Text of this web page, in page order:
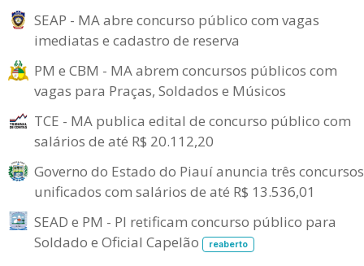
SEAP - MA abre concurso público com vagas
imediatas e cadastro de reserva
PM e CBM - MA abrem concursos públicos com
vagas para Praças, Soldados e Músicos
TCE - MA publica edital de concurso público com
salários de até R$ 20.112,20
Governo do Estado do Piauí anuncia três concursos
unificados com salários de até R$ 13.536,01
SEAD e PM - PI retificam concurso público para
Soldado e Oficial Capelão
reaberto